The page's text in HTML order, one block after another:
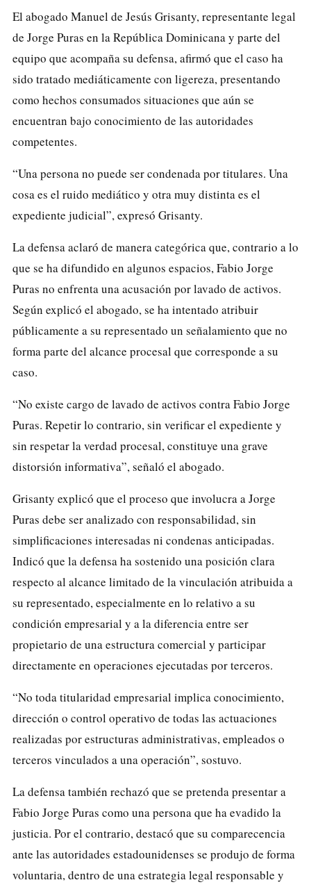
El abogado Manuel de Jesús Grisanty, representante legal
de Jorge Puras en la República Dominicana y parte del
equipo que acompaña su defensa, afirmó que el caso ha
sido tratado mediáticamente con ligereza, presentando
como hechos consumados situaciones que aún se
encuentran bajo conocimiento de las autoridades
competentes.
“Una persona no puede ser condenada por titulares. Una
cosa es el ruido mediático y otra muy distinta es el
expediente judicial”, expresó Grisanty.
La defensa aclaró de manera categórica que, contrario a lo
que se ha difundido en algunos espacios, Fabio Jorge
Puras no enfrenta una acusación por lavado de activos.
Según explicó el abogado, se ha intentado atribuir
públicamente a su representado un señalamiento que no
forma parte del alcance procesal que corresponde a su
caso.
“No existe cargo de lavado de activos contra Fabio Jorge
Puras. Repetir lo contrario, sin verificar el expediente y
sin respetar la verdad procesal, constituye una grave
distorsión informativa”, señaló el abogado.
Grisanty explicó que el proceso que involucra a Jorge
Puras debe ser analizado con responsabilidad, sin
simplificaciones interesadas ni condenas anticipadas.
Indicó que la defensa ha sostenido una posición clara
respecto al alcance limitado de la vinculación atribuida a
su representado, especialmente en lo relativo a su
condición empresarial y a la diferencia entre ser
propietario de una estructura comercial y participar
directamente en operaciones ejecutadas por terceros.
“No toda titularidad empresarial implica conocimiento,
dirección o control operativo de todas las actuaciones
realizadas por estructuras administrativas, empleados o
terceros vinculados a una operación”, sostuvo.
La defensa también rechazó que se pretenda presentar a
Fabio Jorge Puras como una persona que ha evadido la
justicia. Por el contrario, destacó que su comparecencia
ante las autoridades estadounidenses se produjo de forma
voluntaria, dentro de una estrategia legal responsable y